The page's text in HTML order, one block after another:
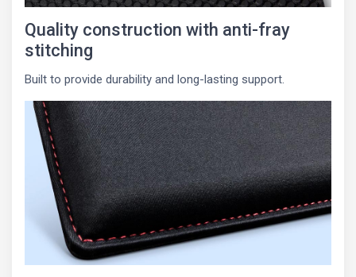
Quality construction with anti-fray
stitching
Built to provide durability and long-lasting support.